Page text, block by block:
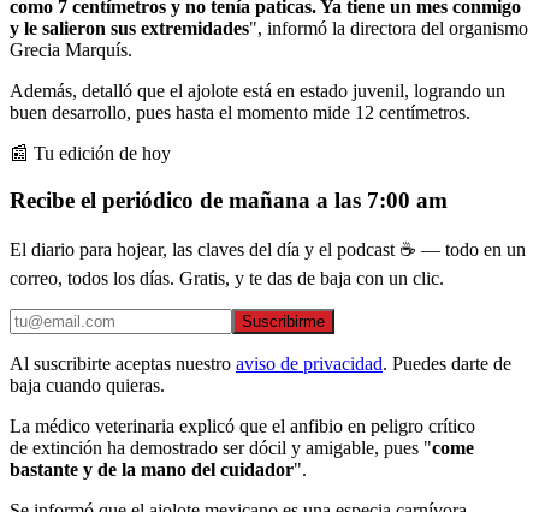
como 7 centímetros y no tenía paticas. Ya tiene un mes conmigo
y le salieron sus extremidades", informó la directora del organismo
Grecia Marquís.
Además, detalló que el ajolote está en estado juvenil, logrando un
buen desarrollo, pues hasta el momento mide 12 centímetros.
📰 Tu edición de hoy
Recibe el periódico de mañana a las 7:00 am
El diario para hojear, las claves del día y el podcast ☕ — todo en un
correo, todos los días. Gratis, y te das de baja con un clic.
Suscribirme
Al suscribirte aceptas nuestro aviso de privacidad. Puedes darte de
baja cuando quieras.
La médico veterinaria explicó que el anfibio en peligro crítico
de extinción ha demostrado ser dócil y amigable, pues "come
bastante y de la mano del cuidador".